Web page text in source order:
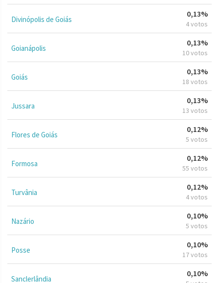
Divinópolis de Goiás
0,13%
4 votos
Goianápolis
0,13%
10 votos
Goiás
0,13%
18 votos
Jussara
0,13%
13 votos
Flores de Goiás
0,12%
5 votos
Formosa
0,12%
55 votos
Turvânia
0,12%
4 votos
Nazário
0,10%
5 votos
Posse
0,10%
17 votos
Sanclerlândia
0,10%